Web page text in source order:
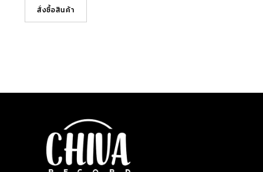
สั่งซื้อสินค้า